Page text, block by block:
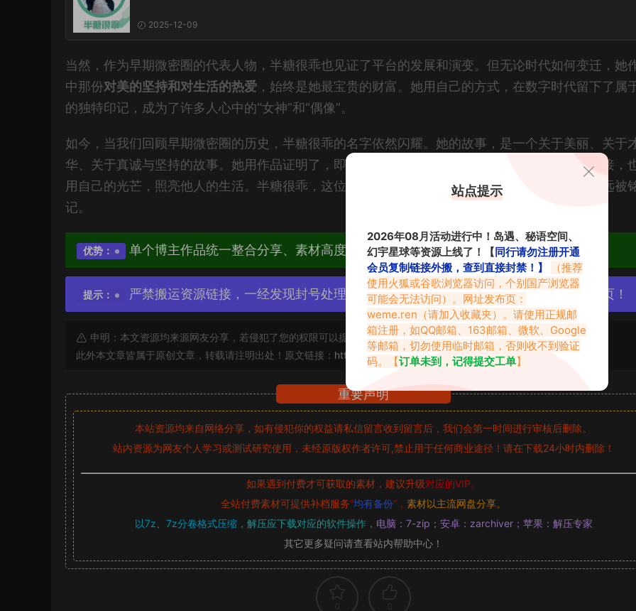
2025-12-09
当然，作为早期微密圈的代表人物，半糖很乖也见证了平台的发展和演变。但无论时代如何变迁，她
中那份对美的坚持和对生活的热爱 ，始终是她最宝贵的财富。她用自己的方式，在数字时代留下了属
的独特印记，成为了许多人心中的“女神”和“偶像”。
如今，当我们回顾早期微密圈的历史，半糖很乖的名字依然闪耀。她的故事，是一个关于美丽、关于
华、关于真诚与坚持的故事。她用作品证明了，即使在虚拟的世界里，也能创造出真实的情感连接，
用自己的光芒，照亮他人的生活。半糖很乖，这位早期微密圈的闪耀星辰，她的绝美风华，将永远被
记。
优势： 单个博主作品统一整合分享、素材高度去重复、逐一归档方便收藏！
提示： 严禁搬运资源链接，一经发现封号处理，素材资源无露点、需求请绕道，关闭本站网页！
申明：本文资源均来源网友分享，若侵犯了您的权限可以提交工单处理。
此外本文章皆属于原创文章，转载请注明出处！原文链接： https://www.abcjyw.com/18145.html
重要声明
本站资源均来自网络分享，如有侵犯你的权益请私信留言收到留言后，我们会第一时间进行审核后删除。
站内资源为网友个人学习或测试研究使用，未经原版权作者许可,禁止用于任何商业途径！请在下载24小时内删除！
如果遇到付费才可获取的素材，建议升级对应的VIP。
全站付费素材可提供补档服务“均有备份”， 素材以主流网盘分享。
以7z、7z分卷格式压缩， 解压应下载对应的软件操作， 电脑：7-zip；安卓：zarchiver；苹果：解压专家
其它更多疑问请查看站内帮助中心！
站点提示
2026年08月活动进行中！岛遇、秘语空间、
幻宇星球等资源上线了！【同行请勿注册开通
会员复制链接外搬，查到直接封禁！】
（推荐
使用火狐或谷歌浏览器访问，个别国产浏览器
可能会无法访问）。网址发布页：
weme.ren （请加入收藏夹）。请使用正规邮
箱注册，如QQ邮箱、163邮箱、微软、Google
等邮箱，切勿使用临时邮箱，否则收不到验证
码。【订单未到，记得提交工单】